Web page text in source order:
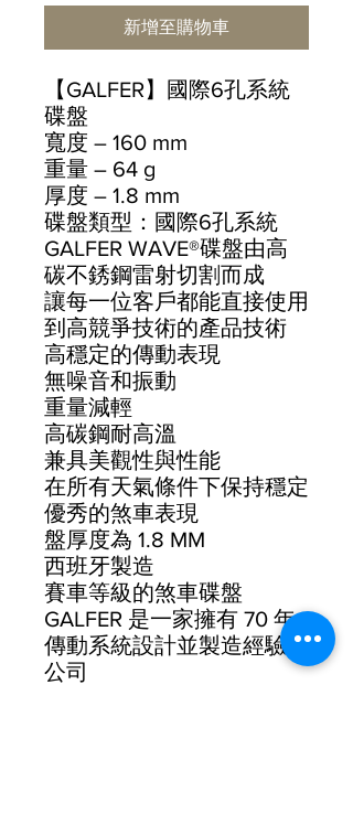
新增至購物車
【GALFER】國際6孔系統
碟盤
寬度 – 160 mm
重量 – 64 g
厚度 – 1.8 mm
碟盤類型：國際6孔系統
GALFER WAVE®碟盤由高
碳不銹鋼雷射切割而成
讓每一位客戶都能直接使用
到高競爭技術的產品技術
高穩定的傳動表現
無噪音和振動
重量減輕
高碳鋼耐高溫
兼具美觀性與性能
在所有天氣條件下保持穩定
優秀的煞車表現
盤厚度為 1.8 MM
西班牙製造
賽車等級的煞車碟盤
GALFER 是一家擁有 70 年
傳動系統設計並製造經驗的
公司